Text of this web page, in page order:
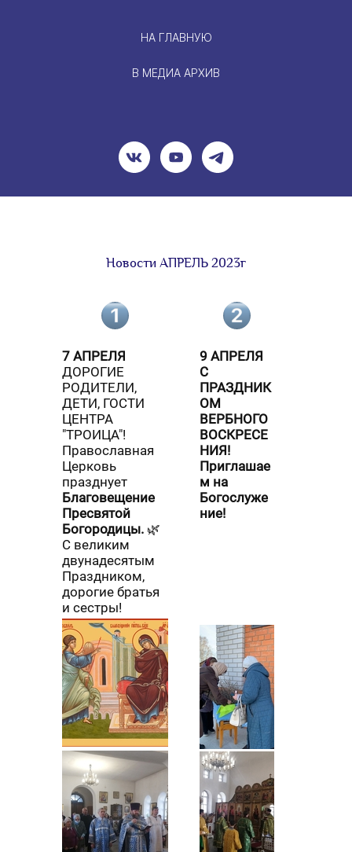
НА ГЛАВНУЮ
В МЕДИА АРХИВ
Новости АПРЕЛЬ 2023г
7 АПРЕЛЯ
ДОРОГИЕ
РОДИТЕЛИ,
ДЕТИ, ГОСТИ
ЦЕНТРА
"ТРОИЦА"!
Православная
Церковь
празднует
Благовещение
Пресвятой
Богородицы. 🌿
С великим
двунадесятым
Праздником,
дорогие братья
и сестры!
9 АПРЕЛЯ
С
ПРАЗДНИК
ОМ
ВЕРБНОГО
ВОСКРЕСЕ
НИЯ!
Приглашае
м на
Богослуже
ние!